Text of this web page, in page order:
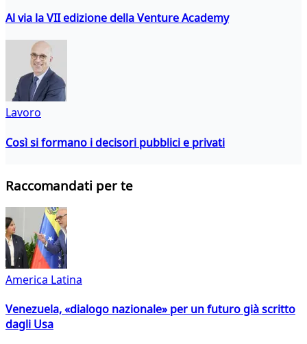
Al via la VII edizione della Venture Academy
Lavoro
Così si formano i decisori pubblici e privati
Raccomandati per te
America Latina
Venezuela, «dialogo nazionale» per un futuro già scritto
dagli Usa